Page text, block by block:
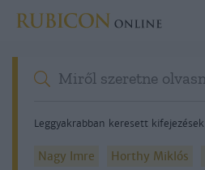
Leggyakrabban keresett kifejezések
Nagy Imre Horthy Miklós